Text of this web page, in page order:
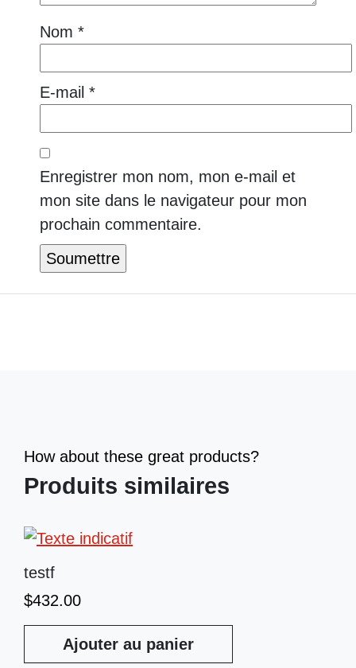
Nom *
E-mail *
Enregistrer mon nom, mon e-mail et
mon site dans le navigateur pour mon
prochain commentaire.
How about these great products?
Produits similaires
testf
$432.00
Ajouter au panier